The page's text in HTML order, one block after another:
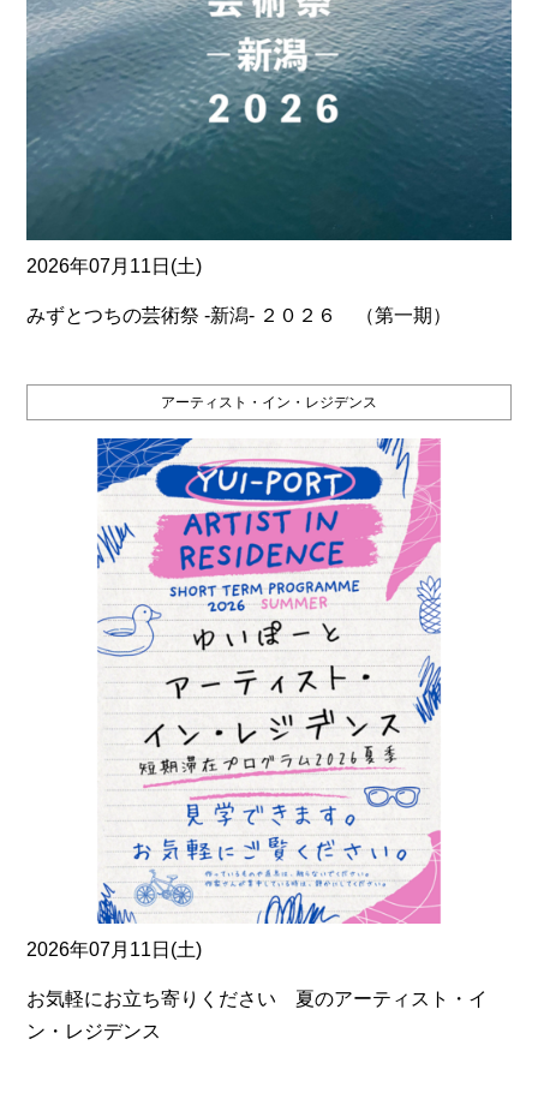
2026年07月11日(土)
みずとつちの芸術祭 ‐新潟‐ ２０２６ （第一期）
アーティスト・イン・レジデンス
2026年07月11日(土)
お気軽にお立ち寄りください 夏のアーティスト・イ
ン・レジデンス